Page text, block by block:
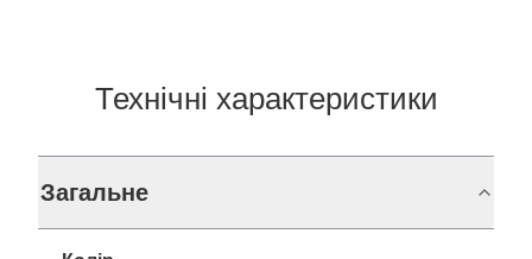
Технічні характеристики
Загальне